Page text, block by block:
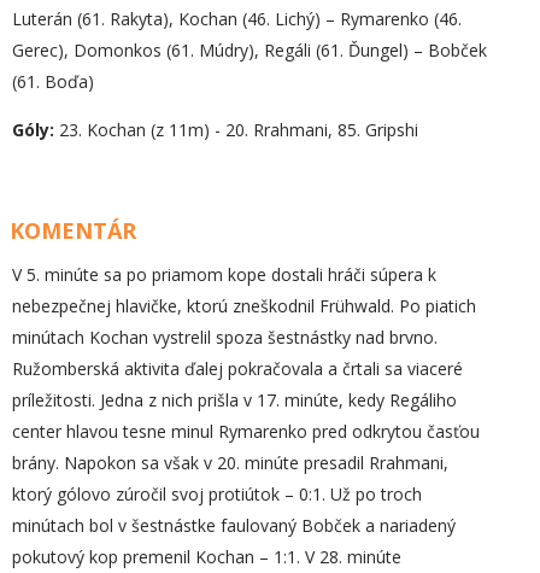
Luterán (61. Rakyta), Kochan (46. Lichý) – Rymarenko (46.
Gerec), Domonkos (61. Múdry), Regáli (61. Ďungel) – Bobček
(61. Boďa)
Góly: 23. Kochan (z 11m) - 20. Rrahmani, 85. Gripshi
KOMENTÁR
V 5. minúte sa po priamom kope dostali hráči súpera k
nebezpečnej hlavičke, ktorú zneškodnil Frühwald. Po piatich
minútach Kochan vystrelil spoza šestnástky nad brvno.
Ružomberská aktivita ďalej pokračovala a črtali sa viaceré
príležitosti. Jedna z nich prišla v 17. minúte, kedy Regáliho
center hlavou tesne minul Rymarenko pred odkrytou časťou
brány. Napokon sa však v 20. minúte presadil Rrahmani,
ktorý gólovo zúročil svoj protiútok – 0:1. Už po troch
minútach bol v šestnástke faulovaný Bobček a nariadený
pokutový kop premenil Kochan – 1:1. V 28. minúte